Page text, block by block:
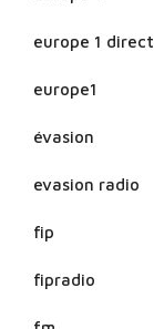
europe 1 direct
europe1
évasion
evasion radio
fip
fipradio